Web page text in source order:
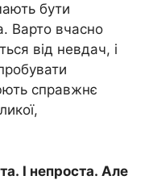
бути
Варто вчасно
від невдач, і
справжнє
І непроста. Але